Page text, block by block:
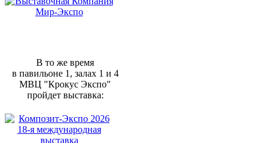
В то же время
в павильоне 1, залах 1 и 4
МВЦ "Крокус Экспо"
пройдет выставка: